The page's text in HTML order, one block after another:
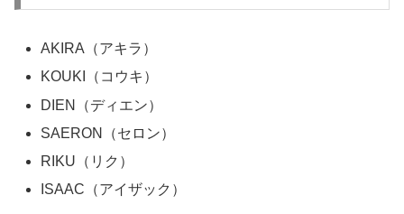
AKIRA（アキラ）
KOUKI（コウキ）
DIEN（ディエン）
SAERON（セロン）
RIKU（リク）
ISAAC（アイザック）